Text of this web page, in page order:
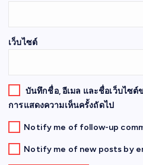
เว็บไซต์
บันทึกชื่อ, อีเมล และชื่อเว็บไซ
การแสดงความเห็นครั้งถัดไป
Notify me of follow-up
Notify me of new posts by